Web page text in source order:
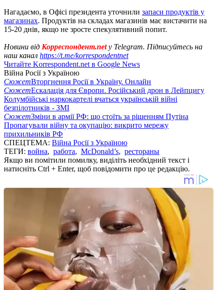
Нагадаємо, в Офісі президента уточнили запаси продуктів у
магазинах. Продуктів на складах магазинів має вистачити на
15-20 днів, якщо не зросте спекулятивний попит.
Новини від Корреспондент.netу Telegram. Підписуйтесь на
наш канал https://t.me/korrespondentnet
Читайте Korrespondent.net в Google News
Війна Росії з Україною
СюжетВторгнення Росії в Україну. Онлайн
СюжетЕскалація для Європи. Російський дрон в Лейпцигу
Колумбійські наркокартелі вчаться українській війні
безпілотників - ЗМІ
СюжетЗміни в армії РФ: що стоїть за рішенням Путіна
Пропагували війну та окупацію: викрито мережу
прихильників РФ
СПЕЦТЕМА: Війна Росії з Україною
ТЕГИ: война, работа, McDonald’s, рестораны
Якщо ви помітили помилку, виділіть необхідний текст і
натисніть Ctrl + Enter, щоб повідомити про це редакцію.